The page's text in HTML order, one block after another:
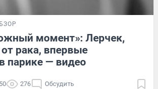
момент»: Лерчек,
рака, впервые
парике — видео
276 Обсудить